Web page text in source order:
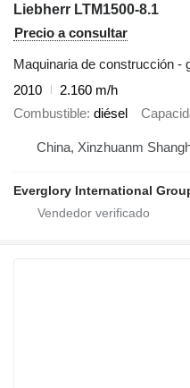
Liebherr LTM1500-8.1
Precio a consultar
Maquinaria de construcción -
2010
2.160 m/h
Combustible diésel
China, Xinzhuanm
Everglory International